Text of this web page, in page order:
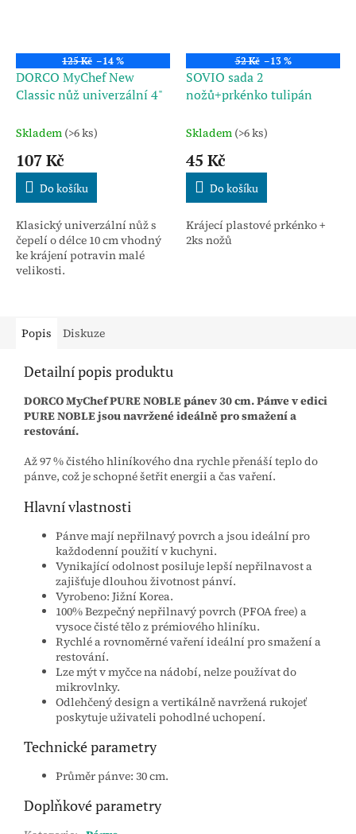
125 Kč –14 %
DORCO MyChef New
Classic nůž univerzální 4"
Skladem (>6 ks)
107 Kč
Do košíku
Klasický univerzální nůž s
čepelí o délce 10 cm vhodný
ke krájení potravin malé
velikosti.
52 Kč –13 %
SOVIO sada 2
nožů+prkénko tulipán
Skladem (>6 ks)
45 Kč
Do košíku
Krájecí plastové prkénko +
2ks nožů
Popis Diskuze
Detailní popis produktu
DORCO MyChef PURE NOBLE pánev 30 cm. Pánve v edici
PURE NOBLE jsou navržené ideálně pro smažení a
restování.
Až 97 % čistého hliníkového dna rychle přenáší teplo do
pánve, což je schopné šetřit energii a čas vaření.
Hlavní vlastnosti
Pánve mají nepřilnavý povrch a jsou ideální pro
každodenní použití v kuchyni.
Vynikající odolnost posiluje lepší nepřilnavost a
zajišťuje dlouhou životnost pánví.
Vyrobeno: Jižní Korea.
100% Bezpečný nepřilnavý povrch (PFOA free) a
vysoce čisté tělo z prémiového hliníku.
Rychlé a rovnoměrné vaření ideální pro smažení a
restování.
Lze mýt v myčce na nádobí, nelze používat do
mikrovlnky.
Odlehčený design a vertikálně navržená rukojeť
poskytuje uživateli pohodlné uchopení.
Technické parametry
Průměr pánve: 30 cm.
Doplňkové parametry